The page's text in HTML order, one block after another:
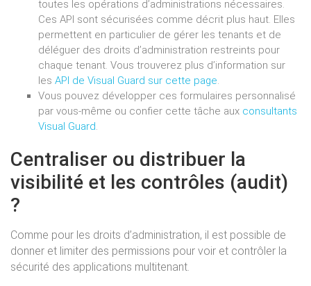
toutes les opérations d’administrations nécessaires.
Ces API sont sécurisées comme décrit plus haut. Elles
permettent en particulier de gérer les tenants et de
déléguer des droits d’administration restreints pour
chaque tenant. Vous trouverez plus d’information sur
les API de Visual Guard sur cette page.
Vous pouvez développer ces formulaires personnalisé
par vous-même ou confier cette tâche aux consultants
Visual Guard.
Centraliser ou distribuer la
visibilité et les contrôles (audit)
?
Comme pour les droits d’administration, il est possible de
donner et limiter des permissions pour voir et contrôler la
sécurité des applications multitenant.